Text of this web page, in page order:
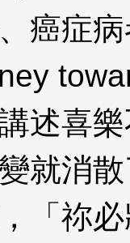
癌症
述喜
就消
「祢